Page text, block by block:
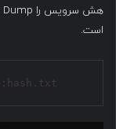
است.